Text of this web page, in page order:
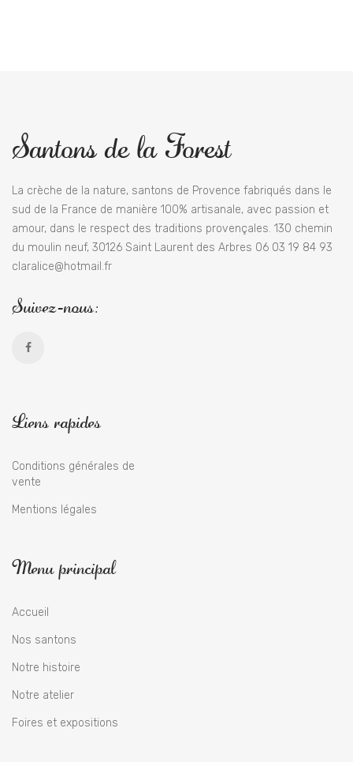
Santons de la Forest
La crèche de la nature, santons de Provence fabriqués dans le
sud de la France de manière 100% artisanale, avec passion et
amour, dans le respect des traditions provençales. 130 chemin
du moulin neuf, 30126 Saint Laurent des Arbres 06 03 19 84 93
claralice@hotmail.fr
Suivez-nous:
Liens rapides
Conditions générales de
vente
Mentions légales
Menu principal
Accueil
Nos santons
Notre histoire
Notre atelier
Foires et expositions